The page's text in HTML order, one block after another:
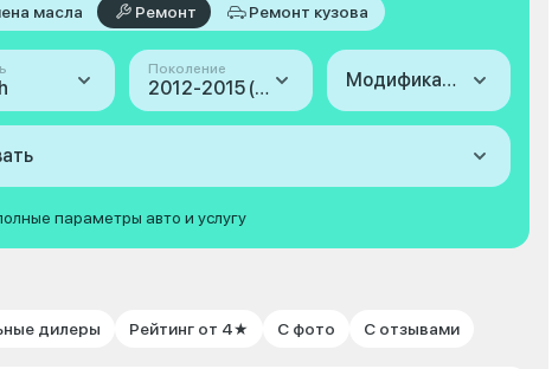
масла Ремонт Ремонт кузова
Поколение
2012-2015 (I, рестайлинг) Модификация
параметры авто и услугу
дилеры Рейтинг от 4★ С фото С отзывами